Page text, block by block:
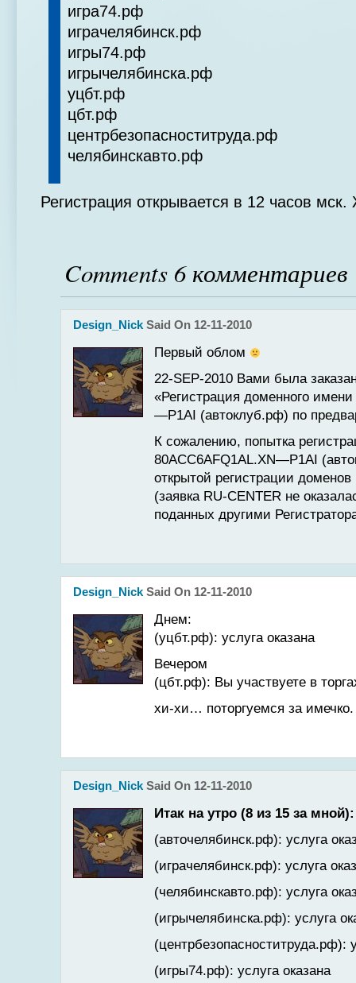
игра74.рф
играчелябинск.рф
игры74.рф
игрычелябинска.рф
уцбт.рф
цбт.рф
центрбезопасноститруда.рф
челябинскавто.рф
Регистрация открывается в 12 часов
Comments 6 комментариев
Design_Nick Said On 12-11-2010
Первый облом
22-SEP-2010 Вами была
«Регистрация доменного
—P1AI (автоклуб.рф) по
К сожалению, попытка
80ACC6AFQ1AL.XN—P1AI
открытой регистрации
(заявка RU-CENTER не
поданных другими
Design_Nick Said On 12-11-2010
Днем:
(уцбт.рф): услуга оказана
Вечером
(цбт.рф): Вы участвуете в
хи-хи… поторгуемся за имечко.
Design_Nick Said On 12-11-2010
Итак на утро (8 из 15 за мной):
(авточелябинск.рф): услуга
(играчелябинск.рф): услуга
(челябинскавто.рф): услуга
(игрычелябинска.рф): услуга
(центрбезопасноститруда.рф):
(игры74.рф): услуга оказана